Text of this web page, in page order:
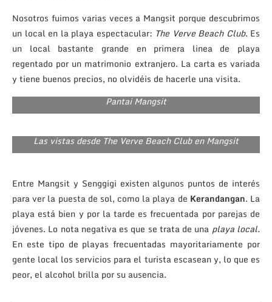
Nosotros fuimos varias veces a Mangsit porque descubrimos
un local en la playa espectacular: The Verve Beach Club. Es
un local bastante grande en primera linea de playa
regentado por un matrimonio extranjero. La carta es variada
y tiene buenos precios, no olvidéis de hacerle una visita.
Pantai Mangsit
Las vistas desde The Verve Beach Club en Mangsit
Entre Mangsit y Senggigi existen algunos puntos de interés
para ver la puesta de sol, como la playa de Kerandangan. La
playa está bien y por la tarde es frecuentada por parejas de
jóvenes. Lo nota negativa es que se trata de una playa local.
En este tipo de playas frecuentadas mayoritariamente por
gente local los servicios para el turista escasean y, lo que es
peor, el alcohol brilla por su ausencia.